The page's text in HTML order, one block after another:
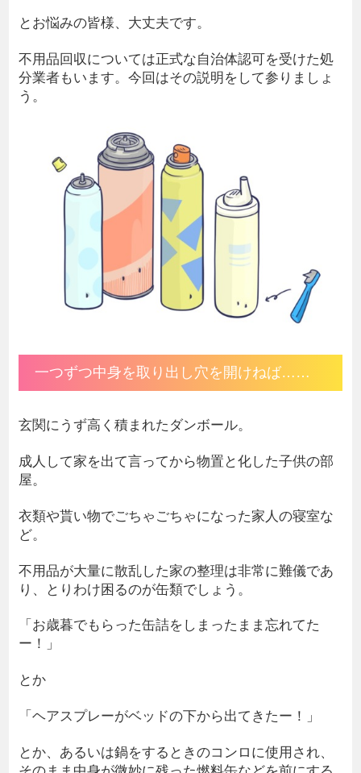
とお悩みの皆様、大丈夫です。
不用品回収については正式な自治体認可を受けた処
分業者もいます。今回はその説明をして参りましょ
う。
一つずつ中身を取り出し穴を開けねば……
玄関にうず高く積まれたダンボール。
成人して家を出て言ってから物置と化した子供の部
屋。
衣類や貰い物でごちゃごちゃになった家人の寝室な
ど。
不用品が大量に散乱した家の整理は非常に難儀であ
り、とりわけ困るのが缶類でしょう。
「お歳暮でもらった缶詰をしまったまま忘れてた
ー！」
とか
「ヘアスプレーがベッドの下から出てきたー！」
とか、あるいは鍋をするときのコンロに使用され、